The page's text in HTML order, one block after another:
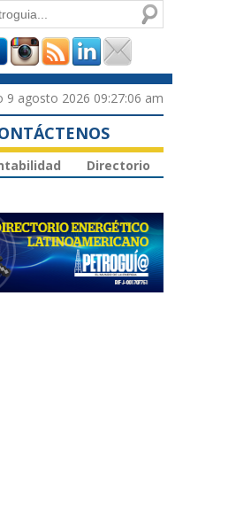
de
9 agosto 2026 09:27:06 am
Directorio